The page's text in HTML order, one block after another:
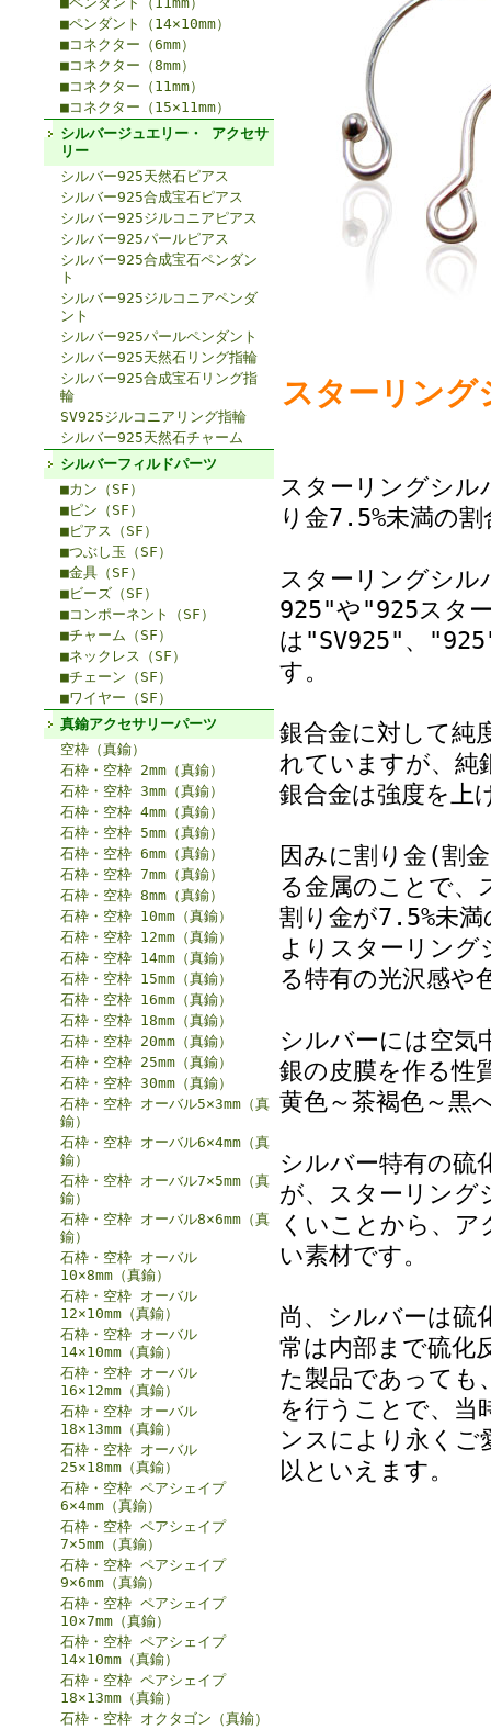
■ペンダント（14×10mm）
■コネクター（6mm）
■コネクター（8mm）
■コネクター（11mm）
■コネクター（15×11mm）
シルバージュエリー・ アクセサ
リー
シルバー925天然石ピアス
シルバー925合成宝石ピアス
シルバー925ジルコニアピアス
シルバー925パールピアス
シルバー925合成宝石ペンダン
ト
シルバー925ジルコニアペンダ
ント
シルバー925パールペンダント
シルバー925天然石リング指輪
シルバー925合成宝石リング指
輪
SV925ジルコニアリング指輪
シルバー925天然石チャーム
シルバーフィルドパーツ
■カン（SF）
■ピン（SF）
■ピアス（SF）
■つぶし玉（SF）
■金具（SF）
■ビーズ（SF）
■コンポーネント（SF）
■チャーム（SF）
■ネックレス（SF）
■チェーン（SF）
■ワイヤー（SF）
真鍮アクセサリーパーツ
空枠（真鍮）
石枠・空枠 2mm（真鍮）
石枠・空枠 3mm（真鍮）
石枠・空枠 4mm（真鍮）
石枠・空枠 5mm（真鍮）
石枠・空枠 6mm（真鍮）
石枠・空枠 7mm（真鍮）
石枠・空枠 8mm（真鍮）
石枠・空枠 10mm（真鍮）
石枠・空枠 12mm（真鍮）
石枠・空枠 14mm（真鍮）
石枠・空枠 15mm（真鍮）
石枠・空枠 16mm（真鍮）
石枠・空枠 18mm（真鍮）
石枠・空枠 20mm（真鍮）
石枠・空枠 25mm（真鍮）
石枠・空枠 30mm（真鍮）
石枠・空枠 オーバル5×3mm（真
鍮）
石枠・空枠 オーバル6×4mm（真
鍮）
石枠・空枠 オーバル7×5mm（真
鍮）
石枠・空枠 オーバル8×6mm（真
鍮）
石枠・空枠 オーバル
10×8mm（真鍮）
石枠・空枠 オーバル
12×10mm（真鍮）
石枠・空枠 オーバル
14×10mm（真鍮）
石枠・空枠 オーバル
16×12mm（真鍮）
石枠・空枠 オーバル
18×13mm（真鍮）
石枠・空枠 オーバル
25×18mm（真鍮）
石枠・空枠 ペアシェイプ
6×4mm（真鍮）
石枠・空枠 ペアシェイプ
7×5mm（真鍮）
石枠・空枠 ペアシェイプ
9×6mm（真鍮）
石枠・空枠 ペアシェイプ
10×7mm（真鍮）
石枠・空枠 ペアシェイプ
14×10mm（真鍮）
石枠・空枠 ペアシェイプ
18×13mm（真鍮）
石枠・空枠 オクタゴン（真鍮）
スターリン
スターリングシ
り金7.5%未満の
スターリングシ
925"や"925スタ
は"SV925"、
す。
銀合金に対して
れていますが、純
銀合金は強度を上
因みに割り金(割
る金属のことで、
割り金が7.5%未
よりスターリング
る特有の光沢感や
シルバーには空
銀の皮膜を作る性
黄色～茶褐色～黒
シルバー特有の硫
が、スターリング
くいことから、ア
い素材です。
尚、シルバーは硫
常は内部まで硫化
た製品であっても
を行うことで、当
ンスにより永くご
以といえます。